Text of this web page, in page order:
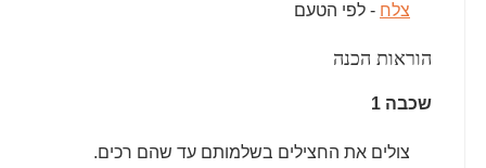
צלח - לפי הטעם
הוראות הכנה
שכבה 1
צולים את החצילים בשלמותם עד שהם רכים.